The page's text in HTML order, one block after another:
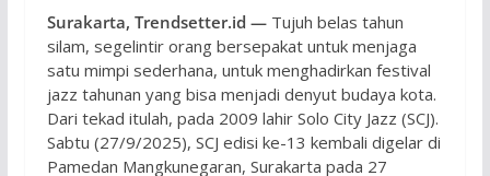
Surakarta, Trendsetter.id —Tujuh belas tahun
silam, segelintir orang bersepakat untuk menjaga
satu mimpi sederhana, untuk menghadirkan festival
jazz tahunan yang bisa menjadi denyut budaya kota.
Dari tekad itulah, pada 2009 lahir Solo City Jazz (SCJ).
Sabtu (27/9/2025), SCJ edisi ke-13 kembali digelar di
Pamedan Mangkunegaran, Surakarta pada 27